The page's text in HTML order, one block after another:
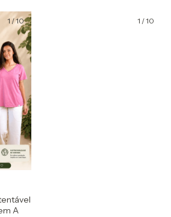
1 /10
A
1 /10